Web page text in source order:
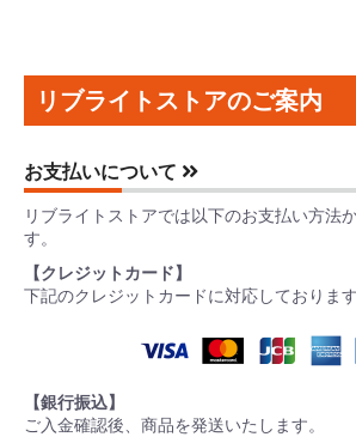
リブライトストアのご案内
お支払いについて
リブライトストアでは以下のお支払い方法
す。
【クレジットカード】
下記のクレジットカードに対応しております
【銀行振込】
ご入金確認後、商品を発送いたします。